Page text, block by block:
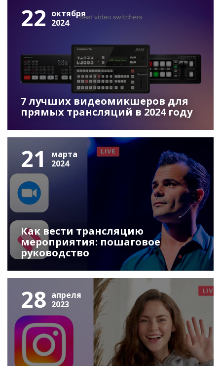
22 октября
2024
7 лучших видеомикшеров для
прямых трансляций в 2024 году
21
марта
2024
Как вести трансляцию
мероприятия: пошаговое
руководство
28 апреля
2023